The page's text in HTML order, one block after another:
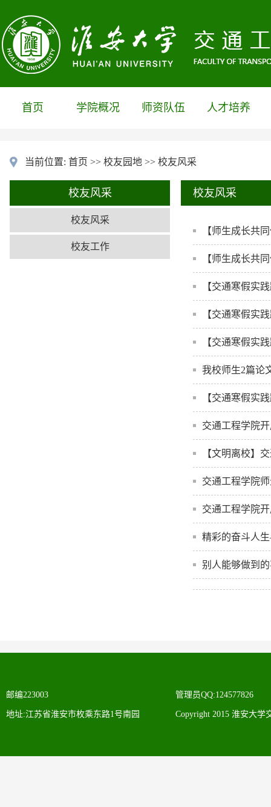
首页 学院概况 师资队伍 人才培养
当前位置: 首页 >> 校友园地 >> 校友风采
校友风采
校友风采
校友工作
校友风采
【师生成长共
【师生成长共
【交通寒假实
【交通寒假实
【交通寒假实
我校师生2篇论
【交通寒假实
交通工程学院
【文明离校】
交通工程学院
交通工程学院
精彩的奋斗人
别人能够做到
邮编223003
地址:江苏省淮安市枚乘东路1号南园
管理员QQ:124577826
Copyright 2015 淮安大学